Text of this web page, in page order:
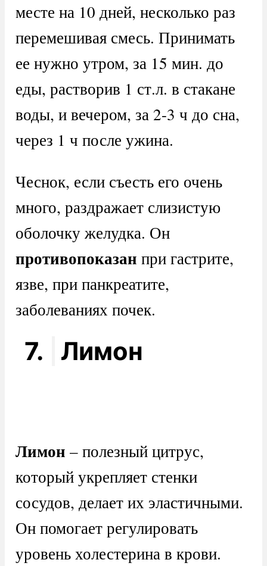
месте на 10 дней, несколько раз
перемешивая смесь. Принимать
ее нужно утром, за 15 мин. до
еды, растворив 1 ст.л. в стакане
воды, и вечером, за 2-3 ч до сна,
через 1 ч после ужина.
Чеснок, если съесть его очень
много, раздражает слизистую
оболочку желудка. Он
противопоказан при гастрите,
язве, при панкреатите,
заболеваниях почек.
7. Лимон
Лимон – полезный цитрус,
который укрепляет стенки
сосудов, делает их эластичными.
Он помогает регулировать
уровень холестерина в крови.